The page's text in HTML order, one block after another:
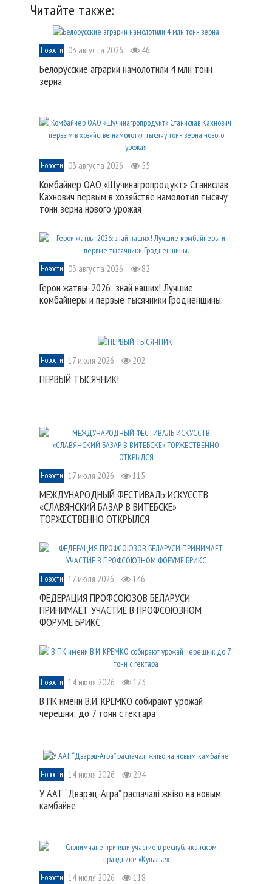
Читайте также:
Новости 03 августа 2026 46
Белорусские аграрии намолотили 4 млн тонн
зерна
Новости 03 августа 2026 55
Комбайнер ОАО «Щучинагропродукт» Станислав
Кахнович первым в хозяйстве намолотил тысячу
тонн зерна нового урожая
Новости 03 августа 2026 82
Герои жатвы-2026: знай наших! Лучшие
комбайнеры и первые тысячники Гродненщины.
Новости 17 июля 2026 202
ПЕРВЫЙ ТЫСЯЧНИК!
Новости 17 июля 2026 115
МЕЖДУНАРОДНЫЙ ФЕСТИВАЛЬ ИСКУССТВ
«СЛАВЯНСКИЙ БАЗАР В ВИТЕБСКЕ»
ТОРЖЕСТВЕННО ОТКРЫЛСЯ
Новости 17 июля 2026 146
ФЕДЕРАЦИЯ ПРОФСОЮЗОВ БЕЛАРУСИ
ПРИНИМАЕТ УЧАСТИЕ В ПРОФСОЮЗНОМ
ФОРУМЕ БРИКС
Новости 14 июля 2026 173
В ПК имени В.И. КРЕМКО собирают урожай
черешни: до 7 тонн с гектара
Новости 14 июля 2026 294
У ААТ “Дварэц-Агра” распачалі жніво на новым
камбайне
Новости 14 июля 2026 118